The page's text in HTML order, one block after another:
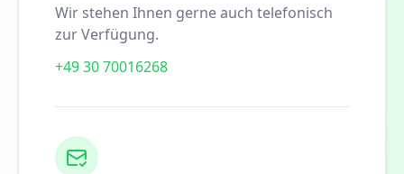
Wir stehen Ihnen gerne auch telefonisch
zur Verfügung.
+49 30 70016268